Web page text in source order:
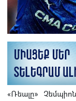
«Ռեալը»